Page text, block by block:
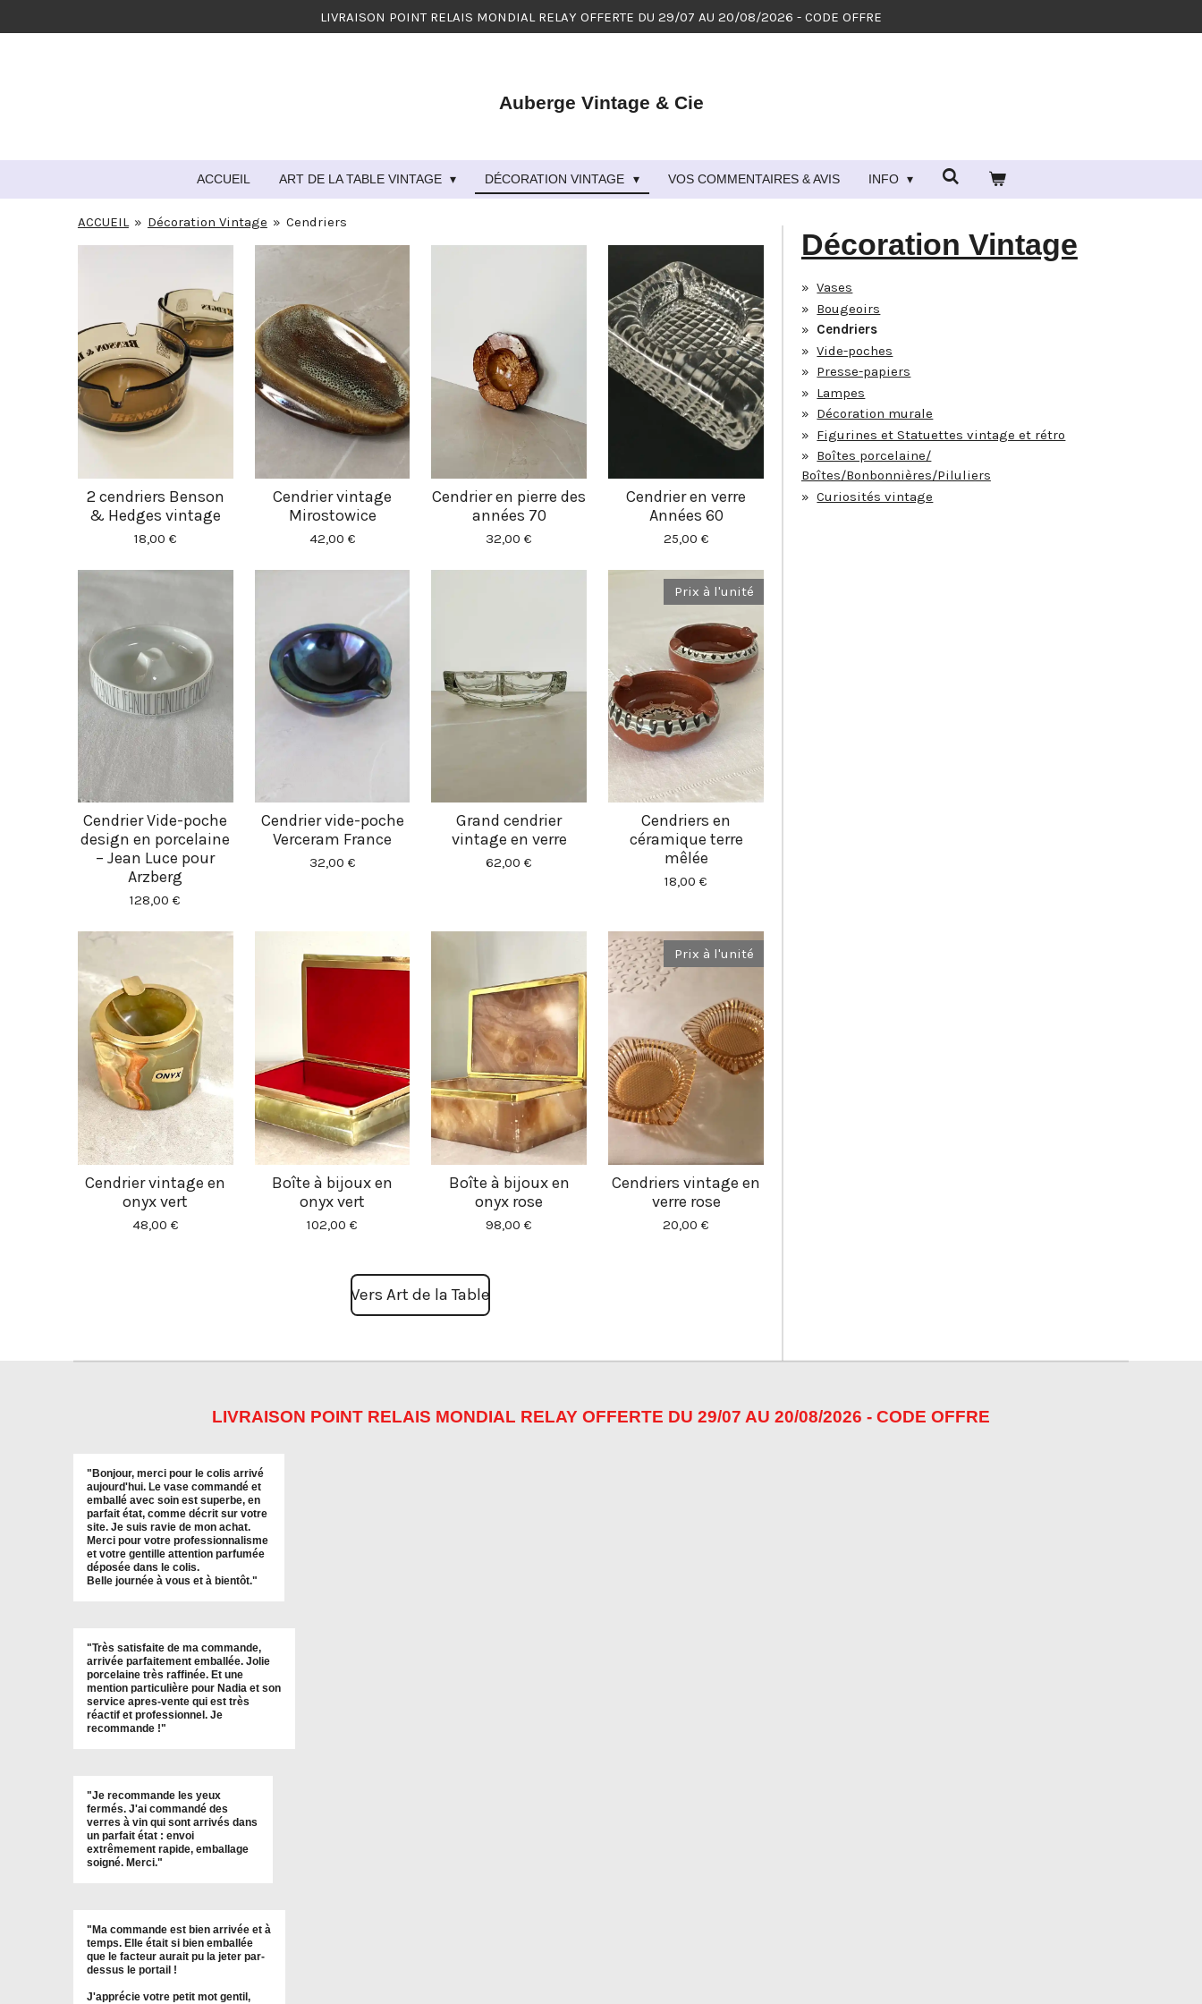
au
LIVRAISON POINT RELAIS MONDIAL RELAY OFFERTE DU 29/07 AU 20/08/2026 - CODE OFFRE
Auberge Vintage & Cie
ACCUEIL ART DE LA TABLE VINTAGE DÉCORATION VINTAGE VOS COMMENTAIRES & AVIS INFO
ACCUEIL » Décoration Vintage » Cendriers
2 cendriers Benson
& Hedges vintage
18,00 €
Cendrier vintage
Mirostowice
42,00 €
Cendrier en pierre des
années 70
32,00 €
Cendrier en verre
Années 60
25,00 €
Cendrier Vide-poche
design en porcelaine
– Jean Luce pour
Arzberg
128,00 €
Cendrier vide-poche
Verceram France
32,00 €
Grand cendrier
vintage en verre
62,00 €
Prix à l'unité
Cendriers en
céramique terre
mêlée
18,00 €
Cendrier vintage en
onyx vert
48,00 €
Boîte à bijoux en
onyx vert
102,00 €
Boîte à bijoux en
onyx rose
98,00 €
Prix à l'unité
Cendriers vintage en
verre rose
20,00 €
Vers Art de la Table
Décoration Vintage
Vases
Bougeoirs
Cendriers
Vide-poches
Presse-papiers
Lampes
Décoration murale
Figurines et Statuettes vintage et rétro
Boîtes porcelaine/
Boîtes/Bonbonnières/Piluliers
Curiosités vintage
LIVRAISON POINT RELAIS MONDIAL RELAY OFFERTE DU 29/07 AU 20/08/2026 - CODE OFFRE
" Bonjour, merci pour le colis arrivé
aujourd'hui. Le vase commandé et
emballé avec soin est superbe, en
parfait état, comme décrit sur votre
site. Je suis ravie de mon achat.
Merci pour votre professionnalisme
et votre gentille attention parfumée
déposée dans le colis.
Belle journée à vous et à bientôt."
"Très satisfaite de ma commande,
arrivée parfaitement emballée. Jolie
porcelaine très raffinée. Et une
mention particulière pour Nadia et son
service apres-vente qui est très
réactif et professionnel. Je
recommande !"
"Je recommande les yeux
fermés. J'ai commandé des
verres à vin qui sont arrivés dans
un parfait état : envoi
extrêmement rapide, emballage
soigné. Merci."
"Ma commande est bien arrivée et à
temps. Elle était si bien emballée
que le facteur aurait pu la jeter par-
dessus le portail !
J'apprécie votre petit mot gentil,